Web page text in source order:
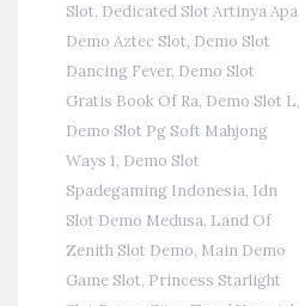
Slot, Dedicated Slot Artinya Apa
Demo Aztec Slot, Demo Slot
Dancing Fever, Demo Slot
Gratis Book Of Ra, Demo Slot L,
Demo Slot Pg Soft Mahjong
Ways 1, Demo Slot
Spadegaming Indonesia, Idn
Slot Demo Medusa, Land Of
Zenith Slot Demo, Main Demo
Game Slot, Princess Starlight